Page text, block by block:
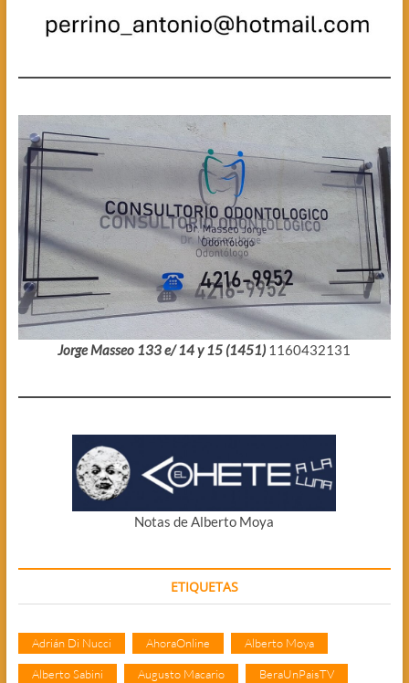
Jorge Masseo 133 e/ 14 y 15 (1451) 1160432131
Notas de Alberto Moya
ETIQUETAS
Adrián Di Nucci AhoraOnline Alberto Moya
Alberto Sabini Augusto Macario BeraUnPaisTV